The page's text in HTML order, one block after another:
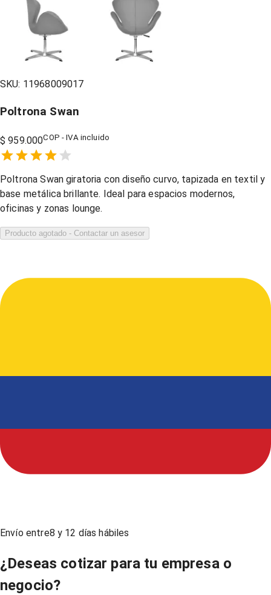
SKU: 11968009017
Poltrona Swan
$ 959.000COP - IVA incluido
1 Star,
2 Stars,
3 Stars,
4 Stars,
5 Stars,
Poltrona Swan giratoria con diseño curvo, tapizada en textil y
base metálica brillante. Ideal para espacios modernos,
oficinas y zonas lounge.
Producto agotado - Contactar un asesor
Envío entre8 y 12 días hábiles
¿Deseas cotizar para tu empresa o
negocio?